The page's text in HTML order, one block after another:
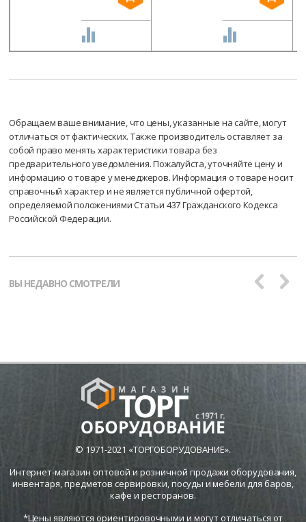
Обращаем ваше внимание, что цены, указанные на сайте, могут
отличаться от фактических. Также производитель оставляет за
собой право менять характеристики товара без
предварительного уведомления. Пожалуйста, уточняйте цену и
информацию о товаре у менеджеров. Информация о товаре носит
справочный характер и не является публичной офертой,
определяемой положениями Статьи 437 Гражданского Кодекса
Российской Федерации.
ВЫ НЕДАВНО СМОТРЕЛИ
© 1971-2021 «ТОРГОБОРУДОВАНИЕ».
Интернет-магазин оптовой и розничной продажи оборудования,
инвентаря, предметов сервировки, посуды и мебели для баров,
кафе и ресторанов.
*Цены являются ориентировочными и могут отличаться от